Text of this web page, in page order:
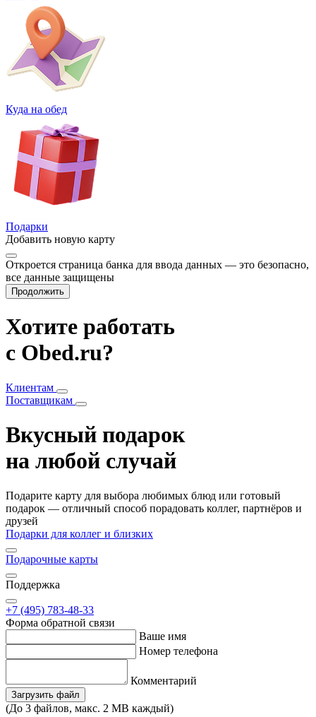
Куда на обед
Подарки
Добавить новую карту
Откроется страница банка для ввода данных — это безопасно,
все данные защищены
Продолжить
Хотите работать
с Obed.ru?
Клиентам
Поставщикам
Вкусный подарок
на любой случай
Подарите карту для выбора любимых блюд или готовый
подарок — отличный способ порадовать коллег, партнёров и
друзей
Подарки для коллег и близких
Подарочные карты
Поддержка
+7 (495) 783-48-33
Форма обратной связи
Ваше имя
Номер телефона
Комментарий
Загрузить файл
(До 3 файлов, макс. 2 MB каждый)